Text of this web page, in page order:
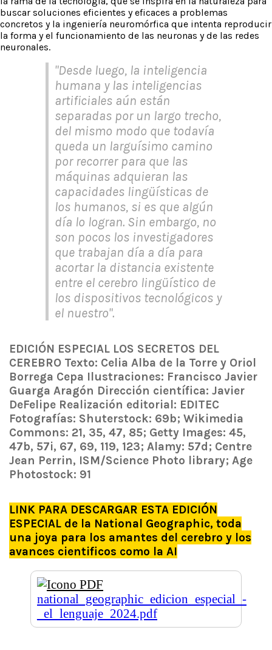
buscar soluciones eficientes y eficaces a problemas
concretos y la ingeniería neuromórfica que intenta reproducir
la forma y el funcionamiento de las neuronas y de las redes
neuronales.
"Desde luego, la inteligencia
humana y las inteligencias
artificiales aún están
separadas por un largo trecho,
del mismo modo que todavía
queda un larguísimo camino
por recorrer para que las
máquinas adquieran las
capacidades lingüísticas de
los humanos, si es que algún
día lo logran. Sin embargo, no
son pocos los investigadores
que trabajan día a día para
acortar la distancia existente
entre el cerebro lingüístico de
los dispositivos tecnológicos y
el nuestro".
EDICIÓN ESPECIAL LOS SECRETOS DEL
CEREBRO Texto: Celia Alba de la Torre y Oriol
Borrega Cepa Ilustraciones: Francisco Javier
Guarga Aragón Dirección científica: Javier
DeFelipe Realización editorial: EDITEC
Fotografías: Shuterstock: 69b; Wikimedia
Commons: 21, 35, 47, 85; Getty Images: 45,
47b, 57i, 67, 69, 119, 123; Alamy: 57d; Centre
Jean Perrin, ISM/Science Photo library; Age
Photostock: 91
LINK PARA DESCARGAR ESTA EDICIÓN
ESPECIAL de la National Geographic, toda
una joya para los amantes del cerebro y los
avances cientificos como la AI
national_geographic_edicion_especial_-
_el_lenguaje_2024.pdf